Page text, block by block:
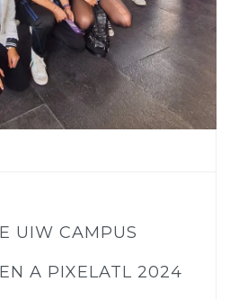
UIW CAMPUS
A PIXELATL 2024